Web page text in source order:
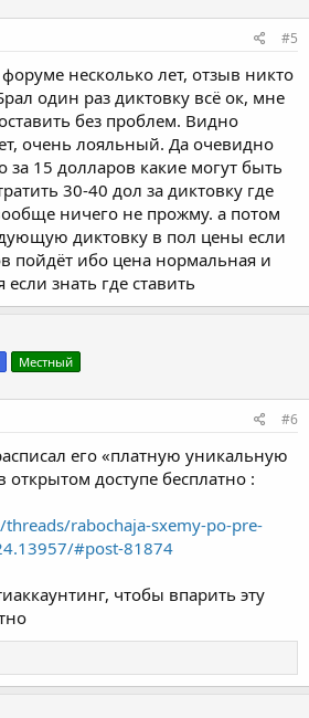
#5
несколько лет, отзыв никто
один раз диктовку всё ок, мне
без проблем. Видно
очень лояльный. Да очевидно
за 15 долларов какие могут быть
30-40 дол за диктовку где
ничего не прожму. а потом
диктовку в пол цены если
пойдёт ибо цена нормальная и
знать где ставить
Местный
#6
его «платную уникальную
открытом доступе бесплатно :
rabochaja-sxemy-po-pre-
#post-81874
чтобы впарить эту